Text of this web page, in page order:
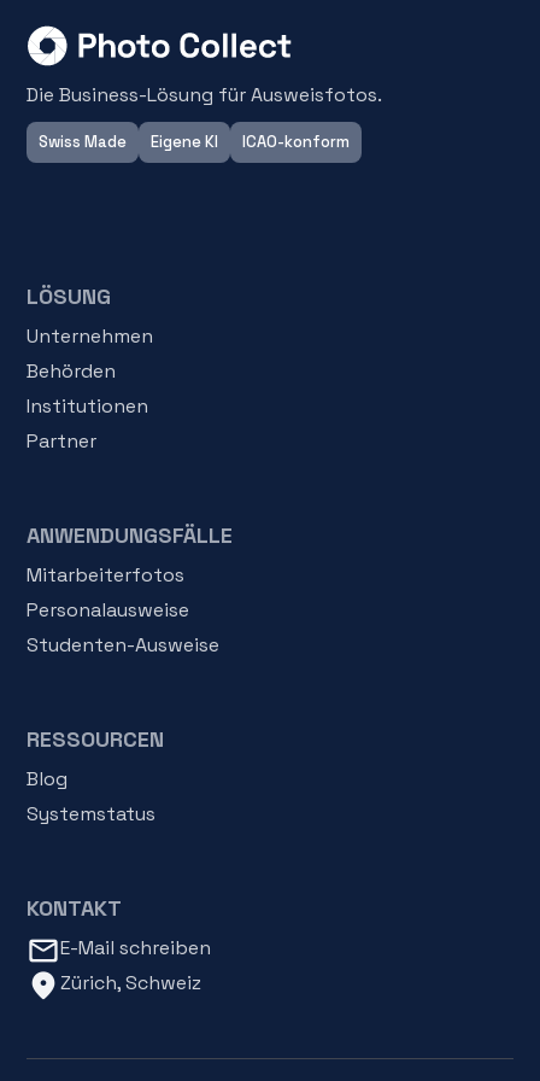
Die Business-Lösung für Ausweisfotos.
Swiss Made Eigene KI ICAO-konform
LÖSUNG
Unternehmen
Behörden
Institutionen
Partner
ANWENDUNGSFÄLLE
Mitarbeiterfotos
Personalausweise
Studenten-Ausweise
RESSOURCEN
Blog
Systemstatus
KONTAKT
mail_outlineE-Mail schreiben
location_onZürich, Schweiz